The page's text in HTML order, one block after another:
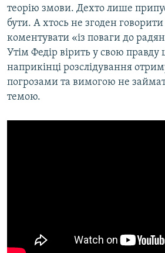
теорію змови. Дехто лише
бути. А хтось не згоден
коментувати «із поваги до
Утім Федір вірить у свою
наприкінці розслідування
погрозами та вимогою не
темою.